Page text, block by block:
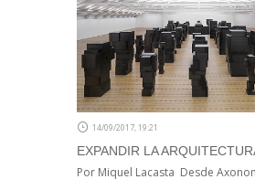
14/09/2017, 19:21
EXPANDIR LA
Por Miquel Lacasta Desde